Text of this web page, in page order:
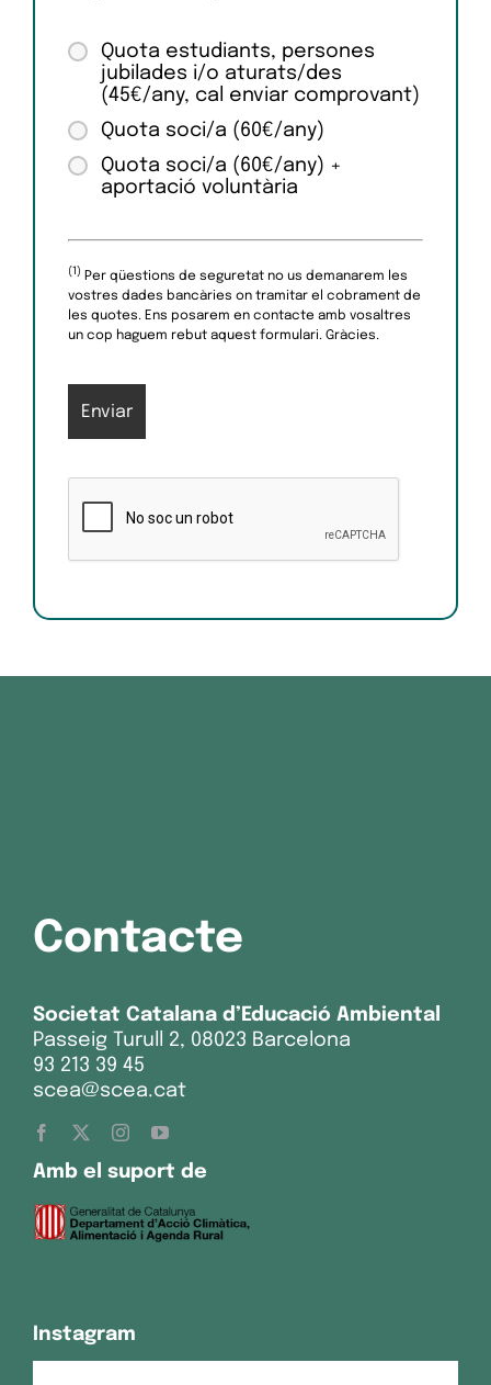
Quota estudiants, persones
jubilades i/o aturats/des
(45€/any, cal enviar comprovant)
Quota soci/a (60€/any)
Quota soci/a (60€/any) +
aportació voluntària
(1) Per qüestions de seguretat no us demanarem les
vostres dades bancàries on tramitar el cobrament de
les quotes. Ens posarem en contacte amb vosaltres
un cop haguem rebut aquest formulari. Gràcies.
Contacte
Societat Catalana d’Educació Ambiental
Passeig Turull 2, 08023 Barcelona
93 213 39 45
scea@scea.cat
Amb el suport de
Instagram